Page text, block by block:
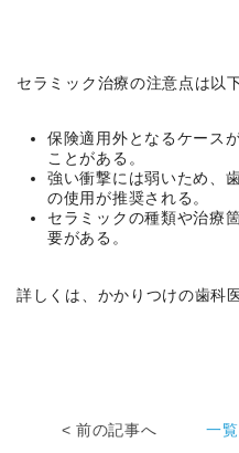
セラミック治療の注意点は以
保険適用外となるケース
ことがある。
強い衝撃には弱いため、
の使用が推奨される。
セラミックの種類や治療
要がある。
詳しくは、かかりつけの歯科
< 前の記事へ 一